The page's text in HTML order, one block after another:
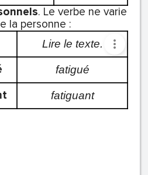
. Le verbe ne varie
la personne :
Lire le texte.
fatigué
fatiguant